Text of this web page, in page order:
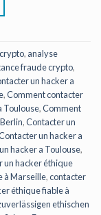
, analyse
fraude crypto,
un hacker a
,Comment contacter
Toulouse,Comment
,Contacter un
un hacker a
hacker a Toulouse,
un hacker éthique
à Marseille,contacter
éthique fiable à
ethischen